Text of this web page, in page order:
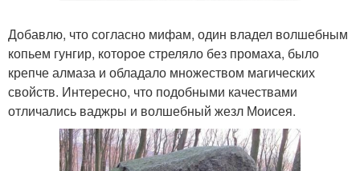
Добавлю, что согласно мифам, один владел волшебным
копьем гунгир, которое стреляло без промаха, было
крепче алмаза и обладало множеством магических
свойств. Интересно, что подобными качествами
отличались ваджры и волшебный жезл Моисея.